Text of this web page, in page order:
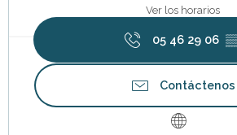
Ver los horarios
05 46 29 06
Contáctenos